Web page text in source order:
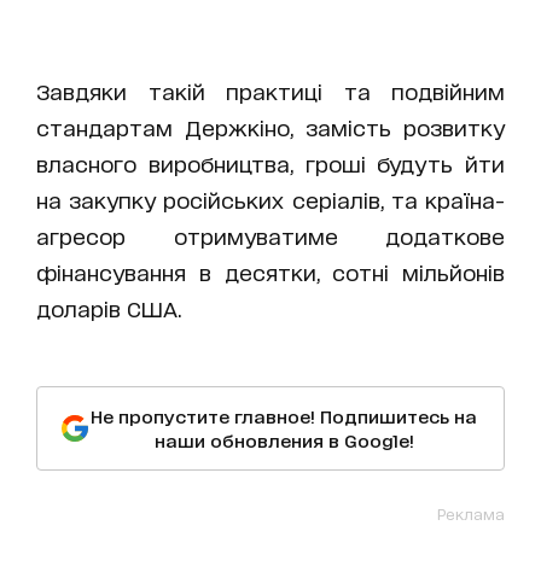
Завдяки такій практиці та подвійним
стандартам Держкіно, замість розвитку
власного виробництва, гроші будуть йти
на закупку російських серіалів, та країна-
агресор отримуватиме додаткове
фінансування в десятки, сотні мільйонів
доларів США.
Не пропустите главное! Подпишитесь на
наши обновления в Google!
Реклама